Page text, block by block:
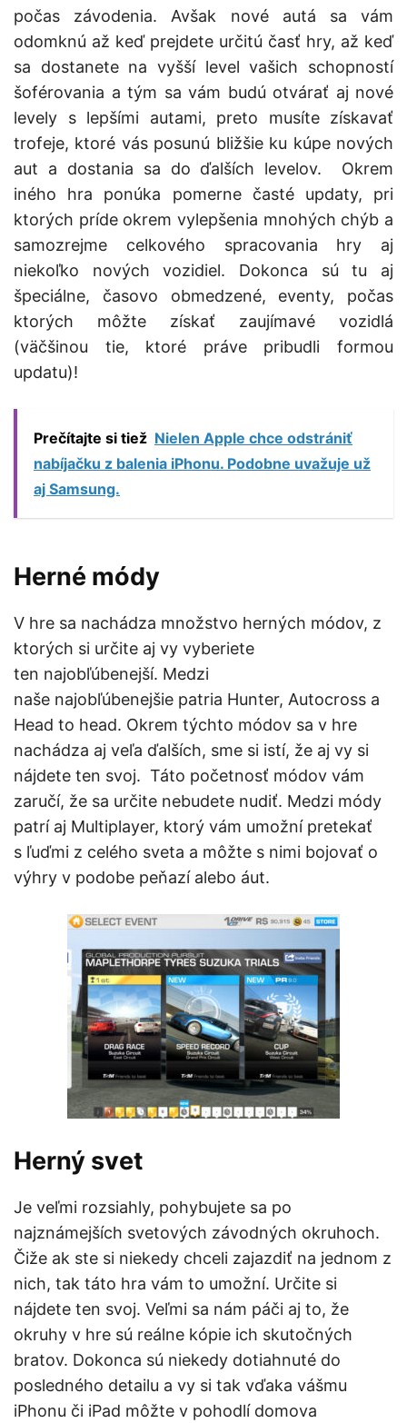
počas závodenia. Avšak nové autá sa vám
odomknú až keď prejdete určitú časť hry, až keď
sa dostanete na vyšší level vašich schopností
šoférovania a tým sa vám budú otvárať aj nové
levely s lepšími autami, preto musíte získavať
trofeje, ktoré vás posunú bližšie ku kúpe nových
aut a dostania sa do ďalších levelov. Okrem
iného hra ponúka pomerne časté updaty, pri
ktorých príde okrem vylepšenia mnohých chýb a
samozrejme celkového spracovania hry aj
niekoľko nových vozidiel. Dokonca sú tu aj
špeciálne, časovo obmedzené, eventy, počas
ktorých môžte získať zaujímavé vozidlá
(väčšinou tie, ktoré práve pribudli formou
updatu)!
Prečítajte si tiež Nielen Apple chce odstrániť
nabíjačku z balenia iPhonu. Podobne uvažuje už
aj Samsung.
Herné módy
V hre sa nachádza množstvo herných módov, z
ktorých si určite aj vy vyberiete
ten najobľúbenejší. Medzi
naše najobľúbenejšie patria Hunter, Autocross a
Head to head. Okrem týchto módov sa v hre
nachádza aj veľa ďalších, sme si istí, že aj vy si
nájdete ten svoj. Táto početnosť módov vám
zaručí, že sa určite nebudete nudiť. Medzi módy
patrí aj Multiplayer, ktorý vám umožní pretekať
s ľuďmi z celého sveta a môžte s nimi bojovať o
výhry v podobe peňazí alebo áut.
Herný svet
Je veľmi rozsiahly, pohybujete sa po
najznámejších svetových závodných okruhoch.
Čiže ak ste si niekedy chceli zajazdiť na jednom z
nich, tak táto hra vám to umožní. Určite si
nájdete ten svoj. Veľmi sa nám páči aj to, že
okruhy v hre sú reálne kópie ich skutočných
bratov. Dokonca sú niekedy dotiahnuté do
posledného detailu a vy si tak vďaka vášmu
iPhonu či iPad môžte v pohodlí domova